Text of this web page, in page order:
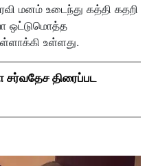
மனம் உடைந்து கத்தி கதறி
ஒட்டுமொத்த
உள்ளது.
திரைப்பட